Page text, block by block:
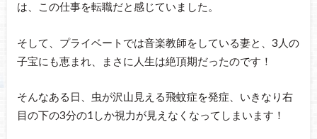
は、この仕事を転職だと感じていました。
そして、プライベートでは音楽教師をしている妻と、3人の
子宝にも恵まれ、まさに人生は絶頂期だったのです！
そんなある日、虫が沢山見える飛蚊症を発症、いきなり右
目の下の3分の1しか視力が見えなくなってしまいます！